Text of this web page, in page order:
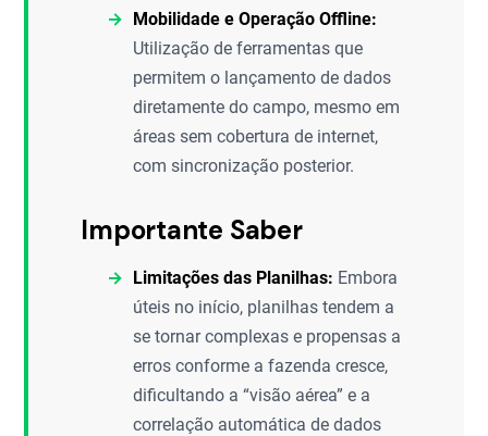
Mobilidade e Operação Offline:
Utilização de ferramentas que
permitem o lançamento de dados
diretamente do campo, mesmo em
áreas sem cobertura de internet,
com sincronização posterior.
Importante Saber
Limitações das Planilhas: Embora
úteis no início, planilhas tendem a
se tornar complexas e propensas a
erros conforme a fazenda cresce,
dificultando a “visão aérea” e a
correlação automática de dados